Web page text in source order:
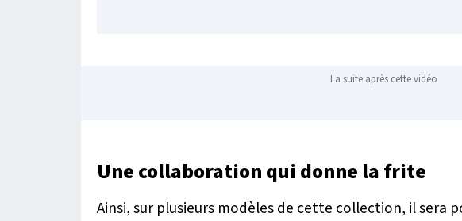
La suite après cette vidéo
Une collaboration qui donne la frite
Ainsi, sur plusieurs modèles de cette collection, il sera